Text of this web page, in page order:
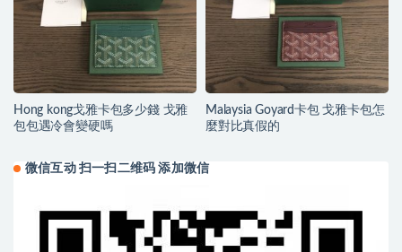
Hong kong戈雅卡包多少錢 戈雅
包包遇冷會變硬嗎
Malaysia Goyard卡包 戈雅卡包怎
麼對比真假的
微信互动 扫一扫二维码 添加微信